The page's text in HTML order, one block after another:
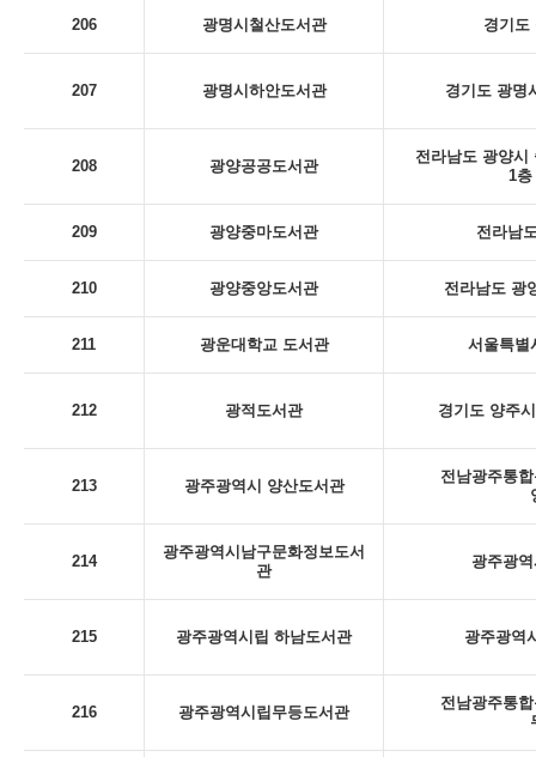
206 광명시철산도서관 경기도
207 광명시하안도서관 경기도 광명
208 광양공공도서관
전라남도 광양시
1층
209 광양중마도서관 전라남
210 광양중앙도서관 전라남도 광
211 광운대학교 도서관 서울특별
212 광적도서관 경기도 양주
213 광주광역시 양산도서관
전남광주통
214
광주광역시남구문화정보도서
관
광주광
215 광주광역시립 하남도서관 광주광역
216 광주광역시립무등도서관
전남광주통